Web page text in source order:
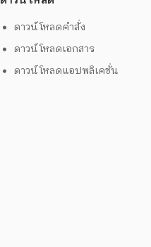
ดาวน์โหลดคำสั่ง
ดาวน์โหลดเอกสาร
ดาวน์โหลดแอปพลิเคชั่น